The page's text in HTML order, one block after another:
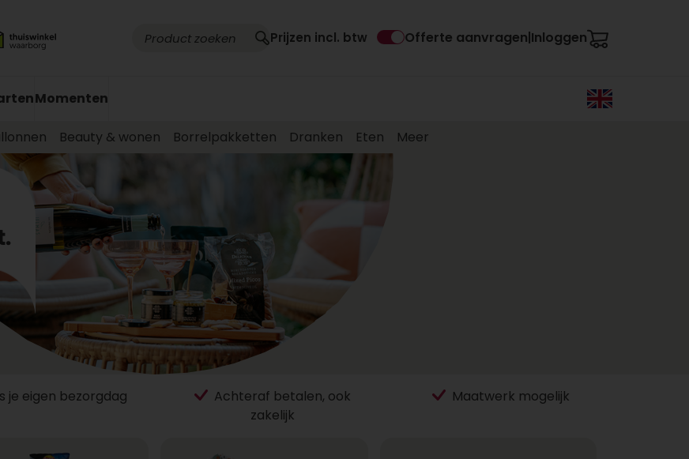
Prijzen incl. btw Offerte aanvragen Inloggen
Momenten
Beauty & wonen Borrelpakketten Dranken Eten Meer
je eigen bezorgdag
Achteraf betalen, ook
zakelijk
Maatwerk mogelijk